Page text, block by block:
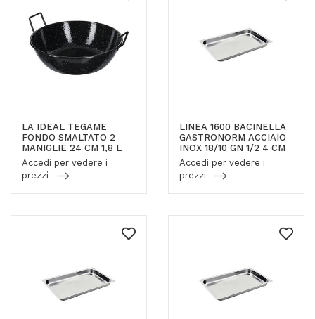
LA IDEAL TEGAME
FONDO SMALTATO 2
MANIGLIE 24 CM 1,8 L
Accedi per vedere i
prezzi
LINEA 1600 BACINELLA
GASTRONORM ACCIAIO
INOX 18/10 GN 1/2 4 CM
Accedi per vedere i
prezzi